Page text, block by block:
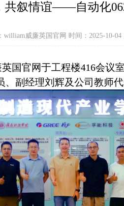
共叙情谊——自动化
william威廉英国官网 时间：2025-10-04
国官网于工程楼416会议
副经理刘辉及公司教师代